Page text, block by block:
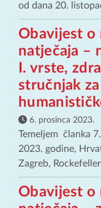
od dana 20.
Obavijest o
natječaja –
I. vrste,
stručnjak
6. prosinca 2023.
Temeljem članka
2023. godine,
Zagreb,
Obavijest o